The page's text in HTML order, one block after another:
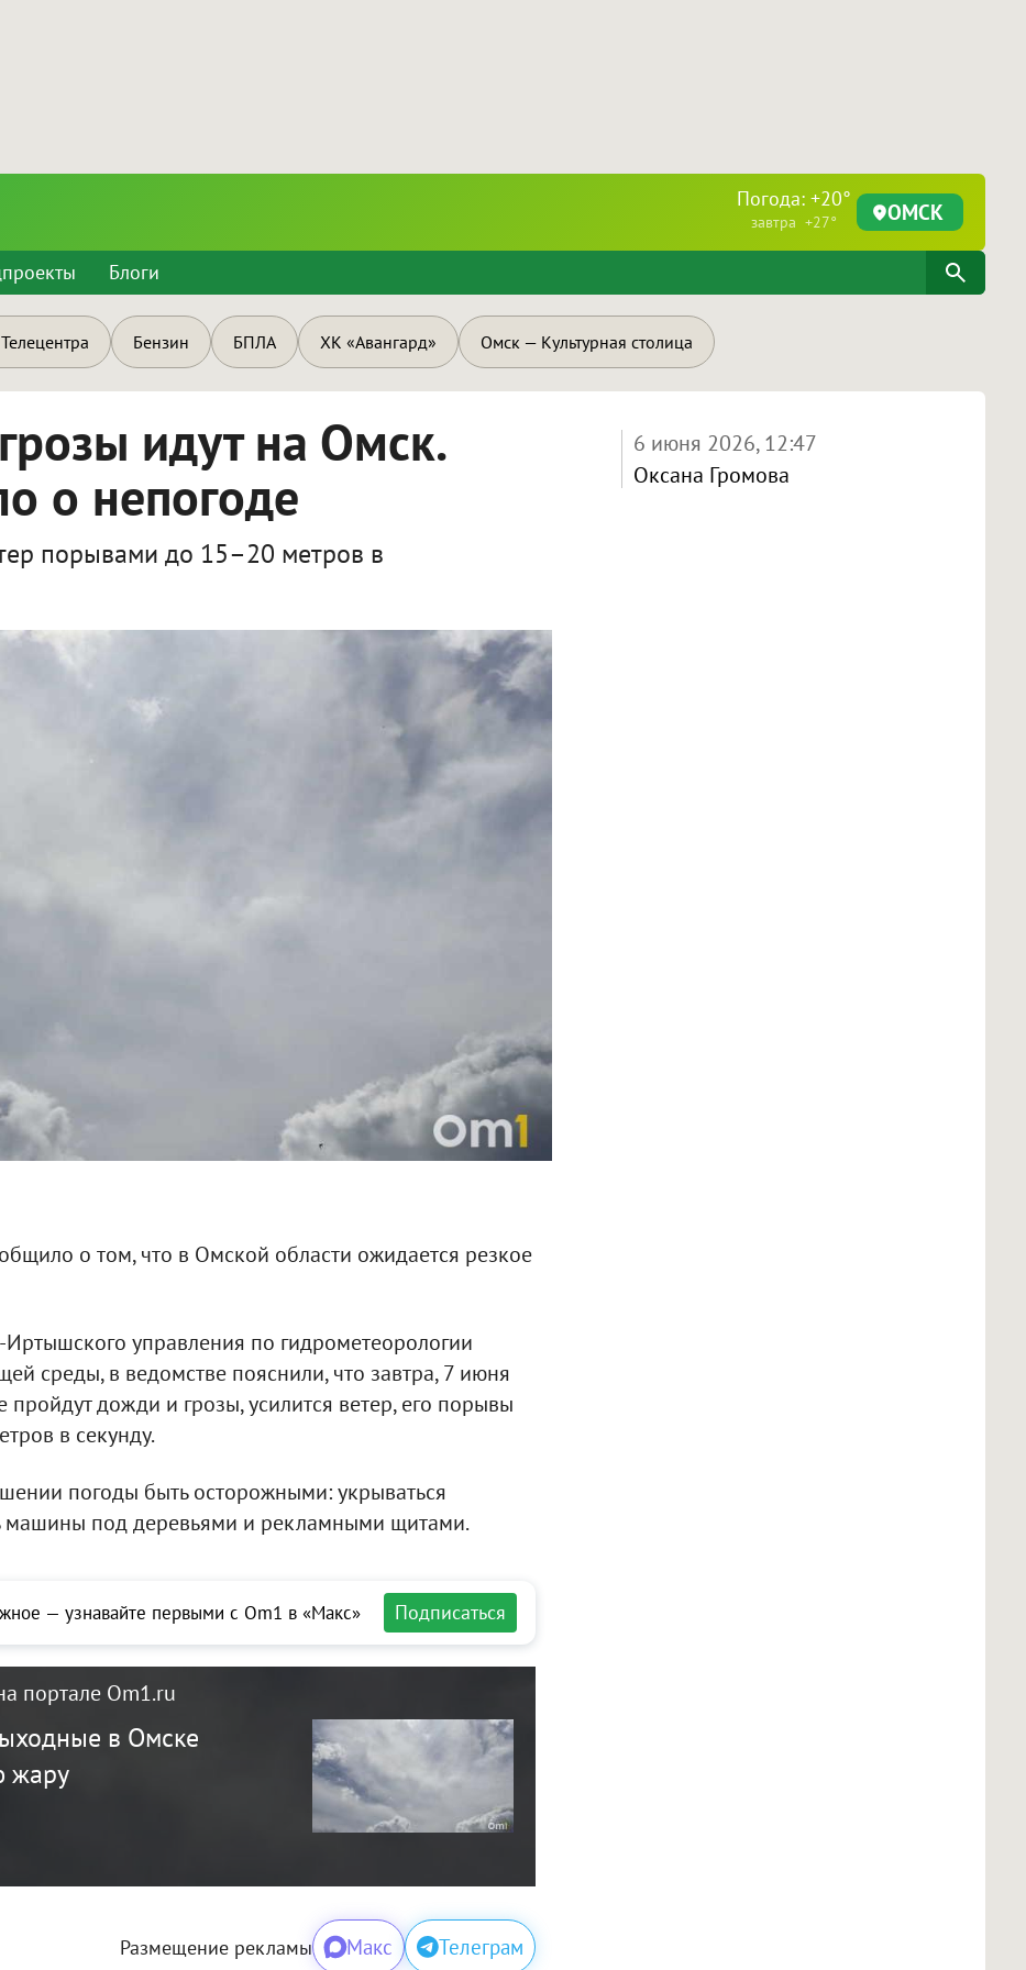
Погода: +20°
завтра +27° ОМСК
Блоги
Бензин БПЛА ХК «Авангард» Омск — Культурная столица
идут на Омск.
о непогоде
порывами до 15–20 метров в
6 июня 2026, 12:47
Оксана Громова
о том, что в Омской области ожидается резкое
управления по гидрометеорологии
среды, в ведомстве пояснили, что завтра, 7 июня
дожди и грозы, усилится ветер, его порывы
в секунду.
погоды быть осторожными: укрываться
машины под деревьями и рекламными щитами.
— узнавайте первыми с Om1 в «Макс» Подписаться
портале Om1.ru
в Омске
жару
Размещение рекламы Макс Телеграм